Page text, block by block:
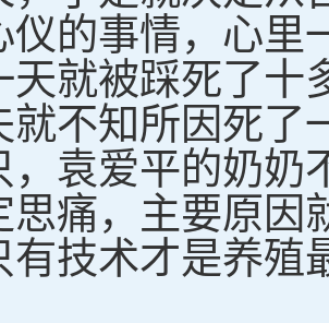
仪的事情，心里
天就被踩死了十
就不知所因死了
，袁爱平的奶奶
思痛，主要原因
有技术才是养殖